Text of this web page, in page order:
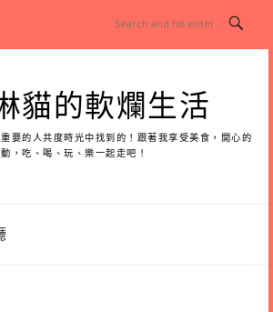
貓的軟爛生活
要的人共度時光中找到的！跟著我享受美食，開心的
，吃、喝、玩、樂一起走吧！